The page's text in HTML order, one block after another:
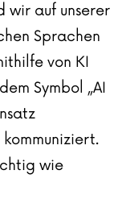
wir auf unserer
Sprachen
von KI
Symbol „AI
wie